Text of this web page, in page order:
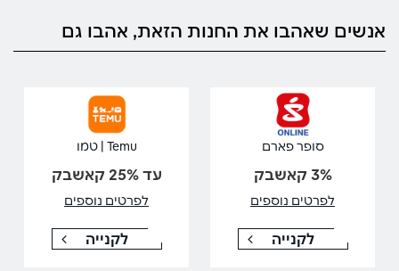
אנשים שאהבו את החנות הזאת, אהבו גם
סופר פארם
3% קאשבק
לפרטים נוספים
לקנייה
Temu | טמו
עד 25% קאשבק
לפרטים נוספים
לקנייה